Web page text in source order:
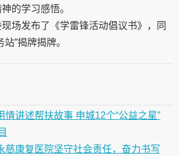
的学习感悟。
场发布了《学雷锋活动倡议书》，同
”揭牌揭牌。
情讲述帮扶故事 申城12个“公益之星”
慈康复医院坚守社会责任，奋力书写